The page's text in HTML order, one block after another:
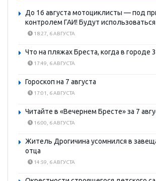
До 16 августа мотоциклисты — под
контролем ГАИ! Будут
18:27, 6 АВГУСТА
Что на пляжах Бреста, когда в городе
17:49, 6 АВГУСТА
Гороскоп на 7 августа
17:01, 6 АВГУСТА
Читайте в «Вечернем Бресте» за 7
16:00, 6 АВГУСТА
Житель Дрогичина усомнился в
отца
14:59, 6 АВГУСТА